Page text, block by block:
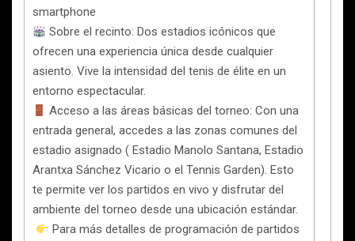
smartphone
Sobre el recinto: Dos estadios icónicos que
ofrecen una experiencia única desde cualquier
asiento. Vive la intensidad del tenis de élite en un
entorno espectacular.
Acceso a las áreas básicas del torneo: Con una
entrada general, accedes a las zonas comunes del
estadio asignado ( Estadio Manolo Santana, Estadio
Arantxa Sánchez Vicario o el Tennis Garden). Esto
te permite ver los partidos en vivo y disfrutar del
ambiente del torneo desde una ubicación estándar.
Para más detalles de programación de partidos